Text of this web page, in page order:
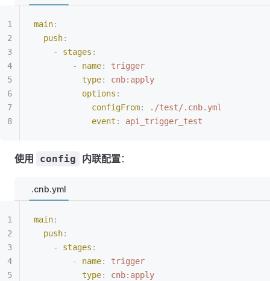
main:
  push
:
    -
stages :
        -
name:
trigger
          type
:
cnb:apply
          options
:
            configFrom
:
./test/.cnb.yml
            event
: api_trigger_test
使用 config 内联配置：
.cnb.yml
main:
  push
:
    -
stages :
        -
name:
trigger
          type
:
cnb:apply